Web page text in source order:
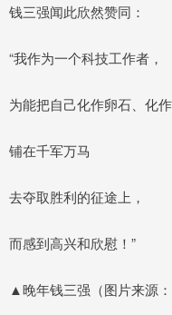
钱三强闻此欣然赞同：
“我作为一个科技工作者，
为能把自己化作卵石、化作
铺在千军万马
去夺取胜利的征途上，
而感到高兴和欣慰！”
▲晚年钱三强（图片来源